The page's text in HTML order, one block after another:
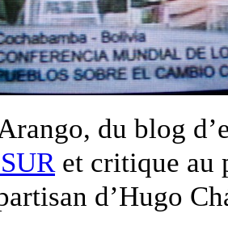
du blog
et critique au
d’Hugo